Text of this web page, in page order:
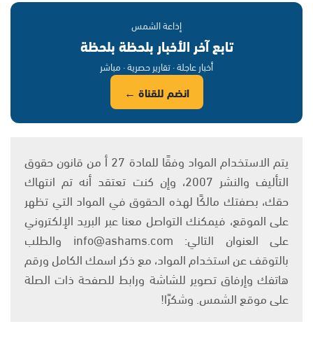
إذاعة الشمس
تابع آخر الأخبار بلحظة بلحظة
أخبار عاجلة · تقارير حصرية · مباشر
انضم للقناة ←
يتم الاستخدام المواد وفقًا للمادة 27 أ من قانون حقوق
التأليف والنشر 2007، وإن كنت تعتقد أنه تم انتهاك
حقك، بصفتك مالكًا لهذه الحقوق في المواد التي تظهر
على الموقع، فيمكنك التواصل معنا عبر البريد الإلكتروني
على العنوان التالي: info@ashams.com والطلب
بالتوقف عن استخدام المواد، مع ذكر اسمك الكامل ورقم
هاتفك وإرفاق تصوير للشاشة ورابط للصفحة ذات الصلة
على موقع الشمس. وشكرًا!